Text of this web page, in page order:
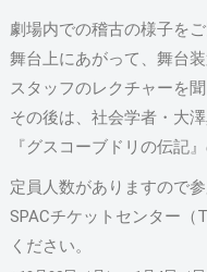
劇場内での稽古の様子を
舞台上にあがって、舞台
スタッフのレクチャーを
その後は、社会学者・大
『グスコーブドリの伝記
定員人数がありますので
SPACチケットセンター（
ください。